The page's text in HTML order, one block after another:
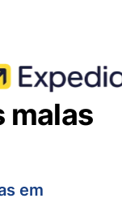
malas
em